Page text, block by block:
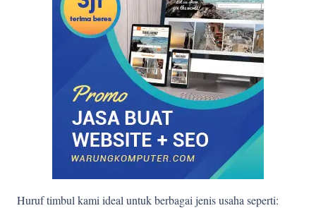
Huruf timbul kami ideal untuk berbagai jenis usaha seperti: